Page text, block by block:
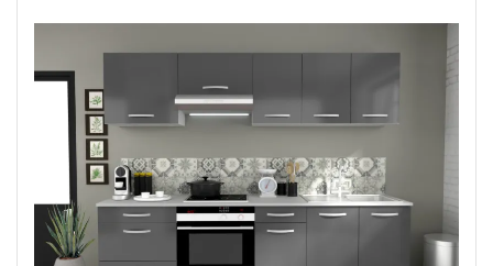
avec
nos
Cuisine
Élégants